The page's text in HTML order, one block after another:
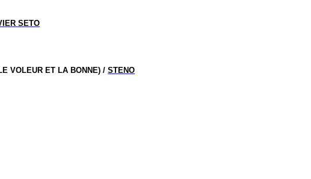
SETO
VOLEUR ET LA BONNE) /STENO